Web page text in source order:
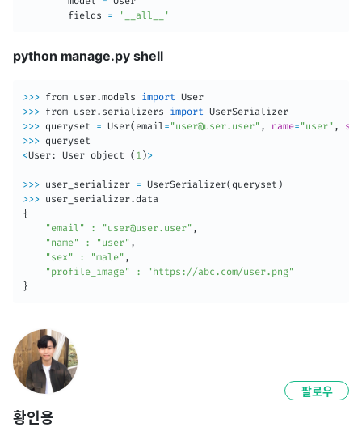
        fields
= '__all__'
python manage.py shell
>>> from user.models import
>>> from user.serializers import
>>> queryset = User( email = "user@user.user" , name= "user" , sex
>>>
<User: User object ( 1 )>
>>> user_serializer = UserSerializer( queryset )
>>>
{
"email"
: "user@user.user" ,
"name"
: "user" ,
"sex"
: "male" ,
"profile_image"
:
"https://abc.com/user.png"
}
황인용
팔로우